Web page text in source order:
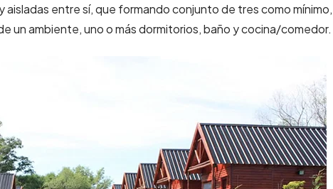
entre sí, que formando conjunto de tres como mínimo,
un ambiente, uno o más dormitorios, baño y cocina/comedor.